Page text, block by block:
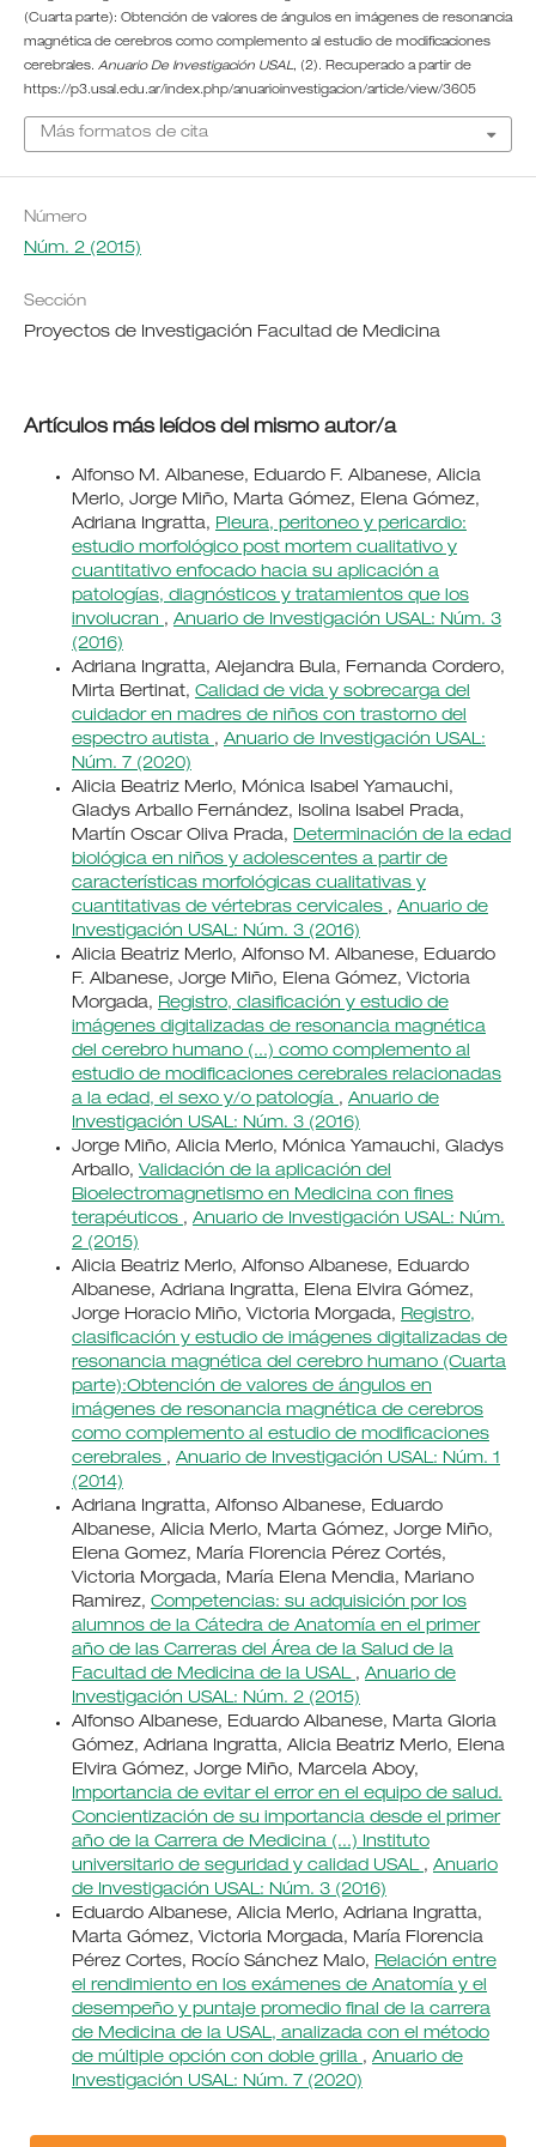
(Cuarta parte): Obtención de valores de ángulos en imágenes de resonancia
magnética de cerebros como complemento al estudio de modificaciones
cerebrales. Anuario De Investigación USAL, (2). Recuperado a partir de
https://p3.usal.edu.ar/index.php/anuarioinvestigacion/article/view/3605
Más formatos de cita
Número
Núm. 2 (2015)
Sección
Proyectos de Investigación Facultad de Medicina
Artículos más leídos del mismo autor/a
Alfonso M. Albanese, Eduardo F. Albanese, Alicia
Merlo, Jorge Miño, Marta Gómez, Elena Gómez,
Adriana Ingratta, Pleura, peritoneo y pericardio:
estudio morfológico post mortem cualitativo y
cuantitativo enfocado hacia su aplicación a
patologías, diagnósticos y tratamientos que los
involucran , Anuario de Investigación USAL: Núm. 3
(2016)
Adriana Ingratta, Alejandra Bula, Fernanda Cordero,
Mirta Bertinat, Calidad de vida y sobrecarga del
cuidador en madres de niños con trastorno del
espectro autista , Anuario de Investigación USAL:
Núm. 7 (2020)
Alicia Beatriz Merlo, Mónica Isabel Yamauchi,
Gladys Arballo Fernández, Isolina Isabel Prada,
Martín Oscar Oliva Prada, Determinación de la edad
biológica en niños y adolescentes a partir de
características morfológicas cualitativas y
cuantitativas de vértebras cervicales , Anuario de
Investigación USAL: Núm. 3 (2016)
Alicia Beatriz Merlo, Alfonso M. Albanese, Eduardo
F. Albanese, Jorge Miño, Elena Gómez, Victoria
Morgada, Registro, clasificación y estudio de
imágenes digitalizadas de resonancia magnética
del cerebro humano (...) como complemento al
estudio de modificaciones cerebrales relacionadas
a la edad, el sexo y/o patología , Anuario de
Investigación USAL: Núm. 3 (2016)
Jorge Miño, Alicia Merlo, Mónica Yamauchi, Gladys
Arballo, Validación de la aplicación del
Bioelectromagnetismo en Medicina con fines
terapéuticos , Anuario de Investigación USAL: Núm.
2 (2015)
Alicia Beatriz Merlo, Alfonso Albanese, Eduardo
Albanese, Adriana Ingratta, Elena Elvira Gómez,
Jorge Horacio Miño, Victoria Morgada, Registro,
clasificación y estudio de imágenes digitalizadas de
resonancia magnética del cerebro humano (Cuarta
parte):Obtención de valores de ángulos en
imágenes de resonancia magnética de cerebros
como complemento al estudio de modificaciones
cerebrales , Anuario de Investigación USAL: Núm. 1
(2014)
Adriana Ingratta, Alfonso Albanese, Eduardo
Albanese, Alicia Merlo, Marta Gómez, Jorge Miño,
Elena Gomez, María Florencia Pérez Cortés,
Victoria Morgada, María Elena Mendia, Mariano
Ramirez, Competencias: su adquisición por los
alumnos de la Cátedra de Anatomía en el primer
año de las Carreras del Área de la Salud de la
Facultad de Medicina de la USAL , Anuario de
Investigación USAL: Núm. 2 (2015)
Alfonso Albanese, Eduardo Albanese, Marta Gloria
Gómez, Adriana Ingratta, Alicia Beatriz Merlo, Elena
Elvira Gómez, Jorge Miño, Marcela Aboy,
Importancia de evitar el error en el equipo de salud.
Concientización de su importancia desde el primer
año de la Carrera de Medicina (...) Instituto
universitario de seguridad y calidad USAL , Anuario
de Investigación USAL: Núm. 3 (2016)
Eduardo Albanese, Alicia Merlo, Adriana Ingratta,
Marta Gómez, Victoria Morgada, María Florencia
Pérez Cortes, Rocío Sánchez Malo, Relación entre
el rendimiento en los exámenes de Anatomía y el
desempeño y puntaje promedio final de la carrera
de Medicina de la USAL, analizada con el método
de múltiple opción con doble grilla , Anuario de
Investigación USAL: Núm. 7 (2020)